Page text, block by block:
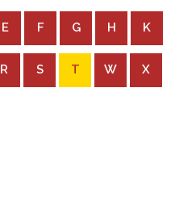
E F G H K
R S T W X